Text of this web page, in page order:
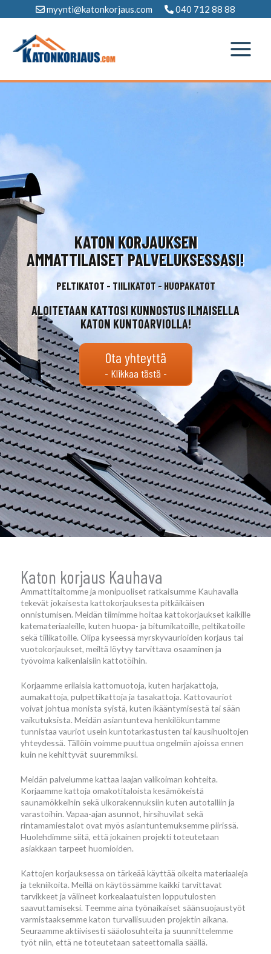
sisältöön
myynti@katonkorjaus.com 040 712 88 88
KATON KORJAUKSEN
AMMATTILAISET PALVELUKSESSASI!
PELTIKATOT - TIILIKATOT - HUOPAKATOT
ALOITETAAN KATTOSI KUNNOSTUS ILMAISELLA
KATON KUNTOARVIOLLA!
Ota yhteyttä
Katon korjaus Kauhava
Ammattitaitomme ja monipuoliset ratkaisumme Kauhavalla
tekevät jokaisesta kattokorjauksesta pitkäikäisen
onnistumisen. Meidän tiimimme hoitaa kattokorjaukset kaikille
katemateriaaleille, kuten huopa- ja bitumikatoille, peltikatoille
sekä tiilikatoille. Olipa kyseessä myrskyvaurioiden korjaus tai
vuotokorjaukset, meiltä löytyy tarvittava osaaminen ja
työvoima kaikenlaisiin kattotöihin.
Korjaamme erilaisia kattomuotoja, kuten harjakattoja,
aumakattoja, pulpettikattoja ja tasakattoja. Kattovauriot
voivat johtua monista syistä, kuten ikääntymisestä tai sään
vaikutuksista. Meidän asiantunteva henkilökuntamme
tunnistaa vauriot usein kuntotarkastusten tai kausihuoltojen
yhteydessä. Tällöin voimme puuttua ongelmiin ajoissa ennen
kuin ne kehittyvät suuremmiksi.
Meidän palvelumme kattaa laajan valikoiman kohteita.
Korjaamme kattoja omakotitaloista kesämökeistä
saunamökkeihin sekä ulkorakennuksiin kuten autotalliin ja
varastoihin. Vapaa-ajan asunnot, hirsihuvilat sekä
rintamamiestalot ovat myös asiantuntemuksemme piirissä.
Huolehdimme siitä, että jokainen projekti toteutetaan
asiakkaan tarpeet huomioiden.
Kattojen korjauksessa on tärkeää käyttää oikeita materiaaleja
ja tekniikoita. Meillä on käytössämme kaikki tarvittavat
tarvikkeet ja välineet korkealaatuisten lopputulosten
saavuttamiseksi. Teemme aina työnaikaiset säänsuojaustyöt
varmistaaksemme katon turvallisuuden projektin aikana.
Seuraamme aktiivisesti sääolosuhteita ja suunnittelemme
työt niin, että ne toteutetaan sateettomalla säällä.